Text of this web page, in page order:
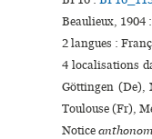
Beaulieux, 1904
2 langues :
4 localisations
Göttingen (De),
Toulouse (Fr),
Notice